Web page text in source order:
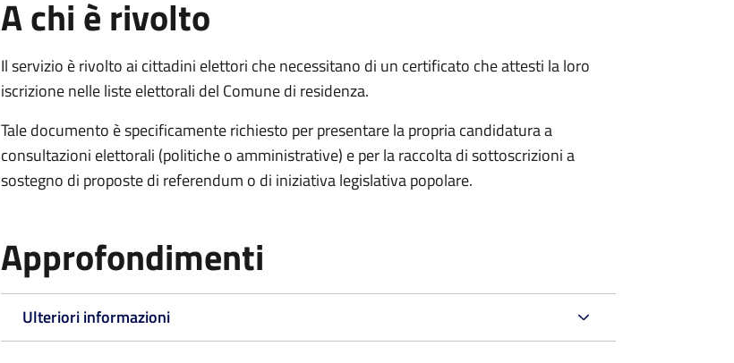
A chi è rivolto
Il servizio è rivolto ai cittadini elettori che necessitano di un certificato che attesti la loro
iscrizione nelle liste elettorali del Comune di residenza.
Tale documento è specificamente richiesto per presentare la propria candidatura a
consultazioni elettorali (politiche o amministrative) e per la raccolta di sottoscrizioni a
sostegno di proposte di referendum o di iniziativa legislativa popolare.
Approfondimenti
Ulteriori informazioni